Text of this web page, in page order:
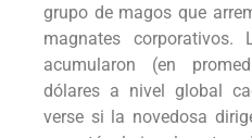
grupo de magos que
magnates corporativos.
acumularon (en
dólares a nivel global
verse si la novedosa